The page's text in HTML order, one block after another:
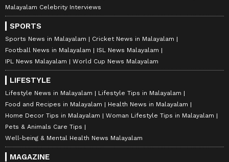
Malayalam Celebrity Interviews
SPORTS
Sports News in Malayalam
Cricket News in Malayalam
Football News in Malayalam
ISL News Malayalam
IPL News Malayalam
World Cup News Malayalam
LIFESTYLE
Lifestyle News in Malayalam
Lifestyle Tips in Malayalam
Food and Recipes in Malayalam
Health News in Malayalam
Home Decor Tips in Malayalam
Woman Lifestyle Tips in Malayalam
Pets & Animals Care Tips
Well-being & Mental Health News Malayalam
MAGAZINE